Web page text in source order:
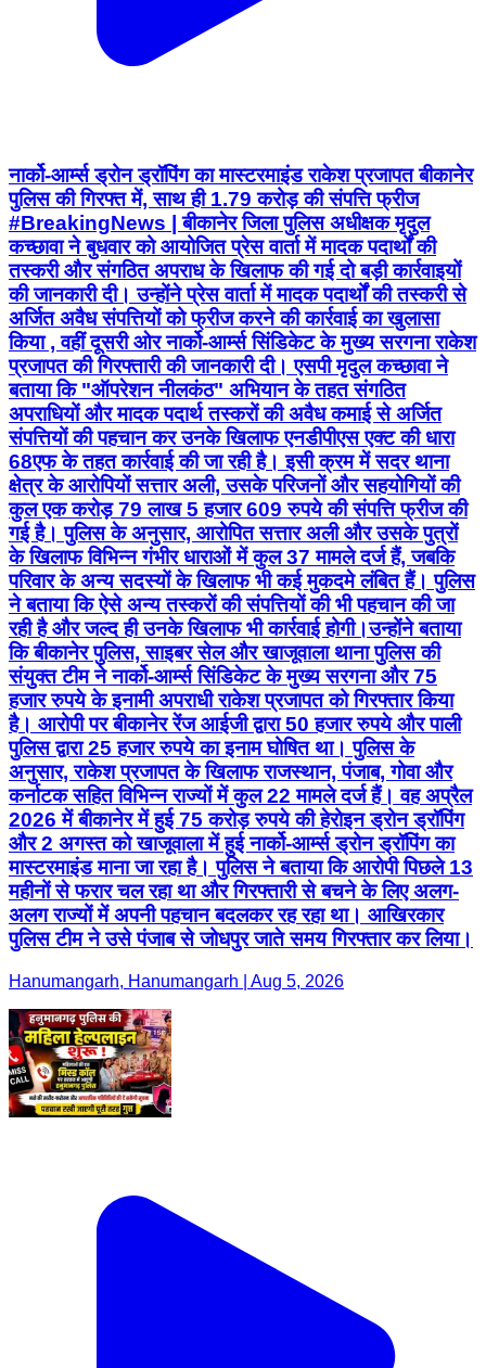
नार्को-आर्म्स ड्रोन ड्रॉपिंग का मास्टरमाइंड राकेश प्रजापत बीकानेर
पुलिस की गिरफ्त में, साथ ही 1.79 करोड़ की संपत्ति फ्रीज
#BreakingNews | बीकानेर जिला पुलिस अधीक्षक मृदुल
कच्छावा ने बुधवार को आयोजित प्रेस वार्ता में मादक पदार्थों की
तस्करी और संगठित अपराध के खिलाफ की गई दो बड़ी कार्रवाइयों
की जानकारी दी। उन्होंने प्रेस वार्ता में मादक पदार्थों की तस्करी से
अर्जित अवैध संपत्तियों को फ्रीज करने की कार्रवाई का खुलासा
किया , वहीं दूसरी ओर नार्को-आर्म्स सिंडिकेट के मुख्य सरगना राकेश
प्रजापत की गिरफ्तारी की जानकारी दी। एसपी मृदुल कच्छावा ने
बताया कि "ऑपरेशन नीलकंठ" अभियान के तहत संगठित
अपराधियों और मादक पदार्थ तस्करों की अवैध कमाई से अर्जित
संपत्तियों की पहचान कर उनके खिलाफ एनडीपीएस एक्ट की धारा
68एफ के तहत कार्रवाई की जा रही है। इसी क्रम में सदर थाना
क्षेत्र के आरोपियों सत्तार अली, उसके परिजनों और सहयोगियों की
कुल एक करोड़ 79 लाख 5 हजार 609 रुपये की संपत्ति फ्रीज की
गई है। पुलिस के अनुसार, आरोपित सत्तार अली और उसके पुत्रों
के खिलाफ विभिन्न गंभीर धाराओं में कुल 37 मामले दर्ज हैं, जबकि
परिवार के अन्य सदस्यों के खिलाफ भी कई मुकदमे लंबित हैं। पुलिस
ने बताया कि ऐसे अन्य तस्करों की संपत्तियों की भी पहचान की जा
रही है और जल्द ही उनके खिलाफ भी कार्रवाई होगी।उन्होंने बताया
कि बीकानेर पुलिस, साइबर सेल और खाजूवाला थाना पुलिस की
संयुक्त टीम ने नार्को-आर्म्स सिंडिकेट के मुख्य सरगना और 75
हजार रुपये के इनामी अपराधी राकेश प्रजापत को गिरफ्तार किया
है। आरोपी पर बीकानेर रेंज आईजी द्वारा 50 हजार रुपये और पाली
पुलिस द्वारा 25 हजार रुपये का इनाम घोषित था। पुलिस के
अनुसार, राकेश प्रजापत के खिलाफ राजस्थान, पंजाब, गोवा और
कर्नाटक सहित विभिन्न राज्यों में कुल 22 मामले दर्ज हैं। वह अप्रैल
2026 में बीकानेर में हुई 75 करोड़ रुपये की हेरोइन ड्रोन ड्रॉपिंग
और 2 अगस्त को खाजूवाला में हुई नार्को-आर्म्स ड्रोन ड्रॉपिंग का
मास्टरमाइंड माना जा रहा है। पुलिस ने बताया कि आरोपी पिछले 13
महीनों से फरार चल रहा था और गिरफ्तारी से बचने के लिए अलग-
अलग राज्यों में अपनी पहचान बदलकर रह रहा था। आखिरकार
पुलिस टीम ने उसे पंजाब से जोधपुर जाते समय गिरफ्तार कर लिया।
Hanumangarh, Hanumangarh | Aug 5, 2026